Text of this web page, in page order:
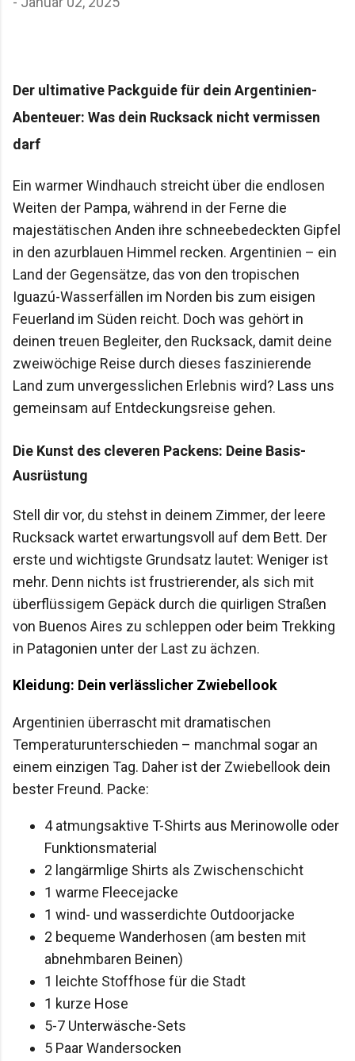
Der ultimative Packguide für dein Argentinien-
Abenteuer: Was dein Rucksack nicht vermissen
darf
Ein warmer Windhauch streicht über die endlosen
Weiten der Pampa, während in der Ferne die
majestätischen Anden ihre schneebedeckten Gipfel
in den azurblauen Himmel recken. Argentinien – ein
Land der Gegensätze, das von den tropischen
Iguazú-Wasserfällen im Norden bis zum eisigen
Feuerland im Süden reicht. Doch was gehört in
deinen treuen Begleiter, den Rucksack, damit deine
zweiwöchige Reise durch dieses faszinierende
Land zum unvergesslichen Erlebnis wird? Lass uns
gemeinsam auf Entdeckungsreise gehen.
Die Kunst des cleveren Packens: Deine Basis-
Ausrüstung
Stell dir vor, du stehst in deinem Zimmer, der leere
Rucksack wartet erwartungsvoll auf dem Bett. Der
erste und wichtigste Grundsatz lautet: Weniger ist
mehr. Denn nichts ist frustrierender, als sich mit
überflüssigem Gepäck durch die quirligen Straßen
von Buenos Aires zu schleppen oder beim Trekking
in Patagonien unter der Last zu ächzen.
Kleidung: Dein verlässlicher Zwiebellook
Argentinien überrascht mit dramatischen
Temperaturunterschieden – manchmal sogar an
einem einzigen Tag. Daher ist der Zwiebellook dein
bester Freund. Packe:
4 atmungsaktive T-Shirts aus Merinowolle oder
Funktionsmaterial
2 langärmlige Shirts als Zwischenschicht
1 warme Fleecejacke
1 wind- und wasserdichte Outdoorjacke
2 bequeme Wanderhosen (am besten mit
abnehmbaren Beinen)
1 leichte Stoffhose für die Stadt
1 kurze Hose
5-7 Unterwäsche-Sets
5 Paar Wandersocken